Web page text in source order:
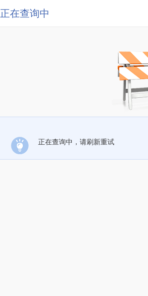
正在查询中
正在查询中，请刷新重试